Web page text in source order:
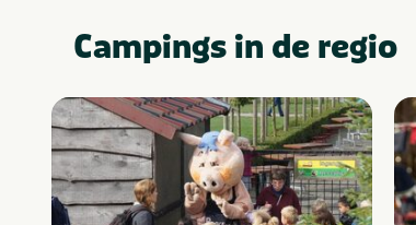
Campings in de regio